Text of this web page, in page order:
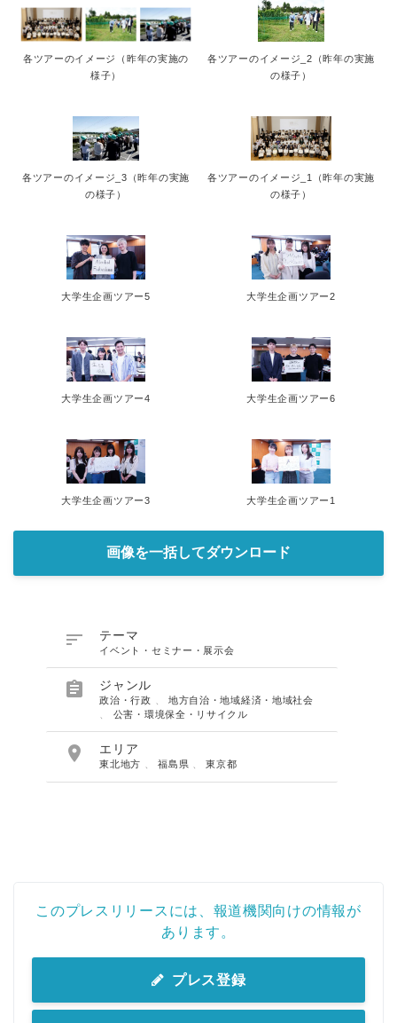
各ツアーのイメージ（昨年の実施の
様子）
各ツアーのイメージ_2（昨年の実施
の様子）
各ツアーのイメージ_3（昨年の実施
の様子）
各ツアーのイメージ_1（昨年の実施
の様子）
大学生企画ツアー5 大学生企画ツアー2
大学生企画ツアー4 大学生企画ツアー6
大学生企画ツアー3 大学生企画ツアー1
画像を一括してダウンロード
 テーマ
イベント・セミナー・展示会
 ジャンル
政治・行政
地方自治・地域経済・地域社会
公害・環境保全・リサイクル
 エリア
東北地方 、福島県 、東京都
このプレスリリースには、報道機関向けの情報が
あります。
プレス登録